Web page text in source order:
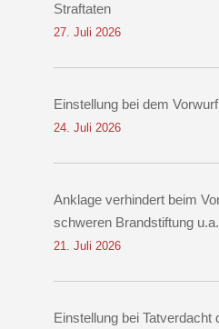
Straftaten
27. Juli 2026
Einstellung bei dem
24. Juli 2026
Anklage verhindert beim
schweren Brandstiftung u.a.
21. Juli 2026
Einstellung bei Tatverdacht